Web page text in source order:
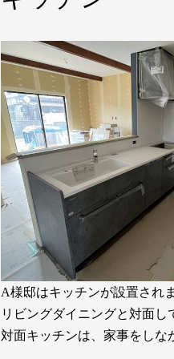
A様邸はキッチンが設置され
リビングダイニングと対面
対面キッチンは、家事をしな